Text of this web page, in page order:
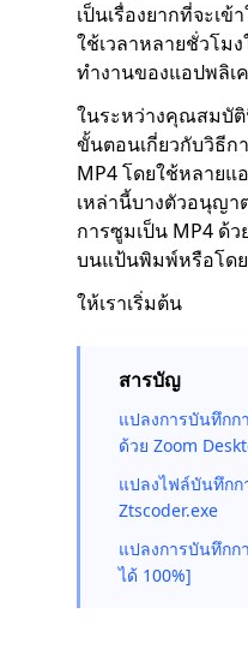
เป็นเรื่องยากที่จะเ
ใช้เวลาหลายชั่วโม
ทำงานของแอปพลิเ
ในระหว่างคุณสมบั
ขั้นตอนเกี่ยวกับวิธีก
MP4 โดยใช้หลาย
เหล่านี้บางตัวอนุญ
การซูมเป็น MP4 ด้
บนแป้นพิมพ์หรือโด
ให้เราเริ่มต้น
สารบัญ
แปลงการบันทึกก
ด้วย Zoom
แปลงไฟล์บันทึกก
Ztscoder.exe
แปลงการบันทึกก
ได้ 100%]